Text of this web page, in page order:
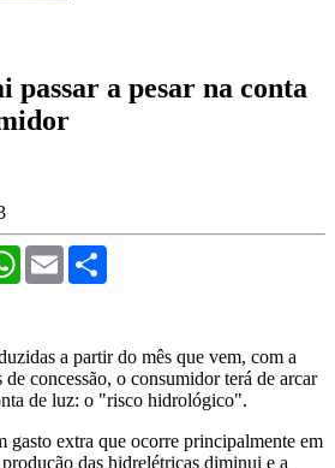
passar a pesar na conta
WhatsApp
Email
a partir do mês que vem, com a
concessão, o consumidor terá de arcar
de luz: o "risco hidrológico".
gasto extra que ocorre principalmente em
das hidrelétricas diminui e a